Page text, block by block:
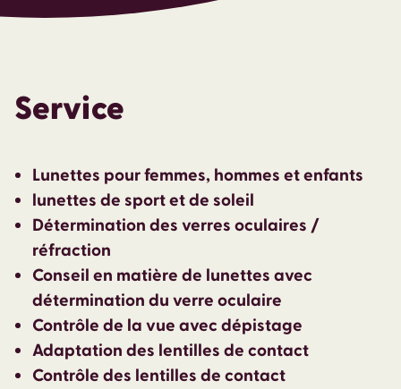
Service
Lunettes pour femmes, hommes et enfants
lunettes de sport et de soleil
Détermination des verres oculaires /
réfraction
Conseil en matière de lunettes avec
détermination du verre oculaire
Contrôle de la vue avec dépistage
Adaptation des lentilles de contact
Contrôle des lentilles de contact